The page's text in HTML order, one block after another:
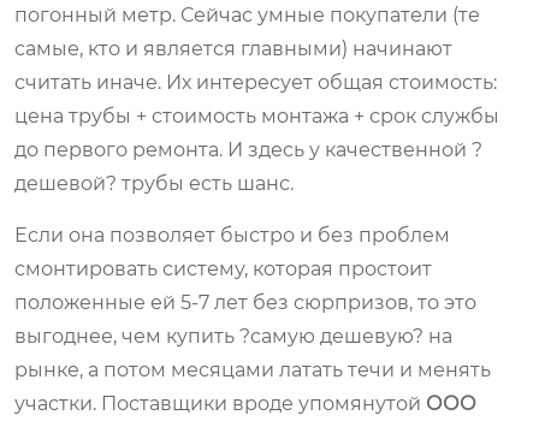
погонный метр. Сейчас умные покупатели (те
самые, кто и является главными) начинают
считать иначе. Их интересует общая стоимость:
цена трубы + стоимость монтажа + срок службы
до первого ремонта. И здесь у качественной ?
дешевой? трубы есть шанс.
Если она позволяет быстро и без проблем
смонтировать систему, которая простоит
положенные ей 5-7 лет без сюрпризов, то это
выгоднее, чем купить ?самую дешевую? на
рынке, а потом месяцами латать течи и менять
участки. Поставщики вроде упомянутой ООО